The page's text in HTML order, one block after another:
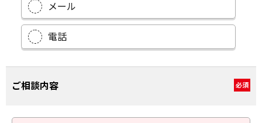
メール
電話
ご相談内容 必須